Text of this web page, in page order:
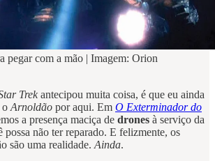
pegar com a mão | Imagem: Orion
Trek antecipou muita coisa, é que eu ainda
o Arnoldão por aqui. Em O Exterminador do
a presença maciça de drones à serviço da
possa não ter reparado. E felizmente, os
são uma realidade. Ainda.